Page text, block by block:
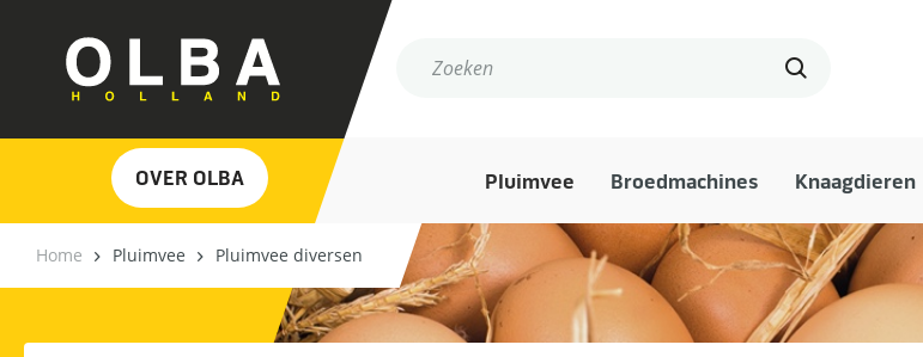
OVER OLBA Pluimvee Broedmachines Knaagdieren
Home Pluimvee Pluimvee diversen